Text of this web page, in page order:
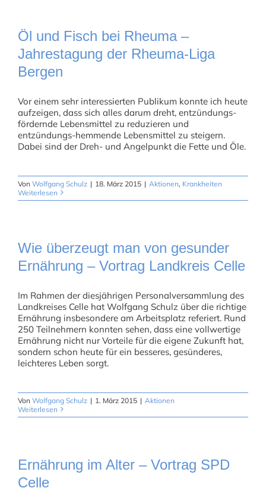
Öl und Fisch bei Rheuma –
Jahrestagung der Rheuma-Liga
Bergen
Vor einem sehr interessierten Publikum konnte ich heute
aufzeigen, dass sich alles darum dreht, entzündungs-
fördernde Lebensmittel zu reduzieren und
entzündungs-hemmende Lebensmittel zu steigern.
Dabei sind der Dreh- und Angelpunkt die Fette und Öle.
Von Wolfgang Schulz | 18. März 2015 | Aktionen, Krankheiten
Weiterlesen
Wie überzeugt man von gesunder
Ernährung – Vortrag Landkreis Celle
Im Rahmen der diesjährigen Personalversammlung des
Landkreises Celle hat Wolfgang Schulz über die richtige
Ernährung insbesondere am Arbeitsplatz referiert. Rund
250 Teilnehmern konnten sehen, dass eine vollwertige
Ernährung nicht nur Vorteile für die eigene Zukunft hat,
sondern schon heute für ein besseres, gesünderes,
leichteres Leben sorgt.
Von Wolfgang Schulz | 1. März 2015 | Aktionen
Weiterlesen
Ernährung im Alter – Vortrag SPD
Celle